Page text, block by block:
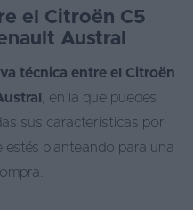
el Citroën C5
Austral
técnica entre el Citroën
, en la que puedes
sus características por
planteando para una